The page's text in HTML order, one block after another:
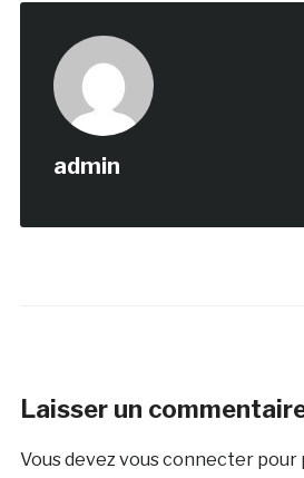
admin
Laisser un
Vous devezvous connecterpour